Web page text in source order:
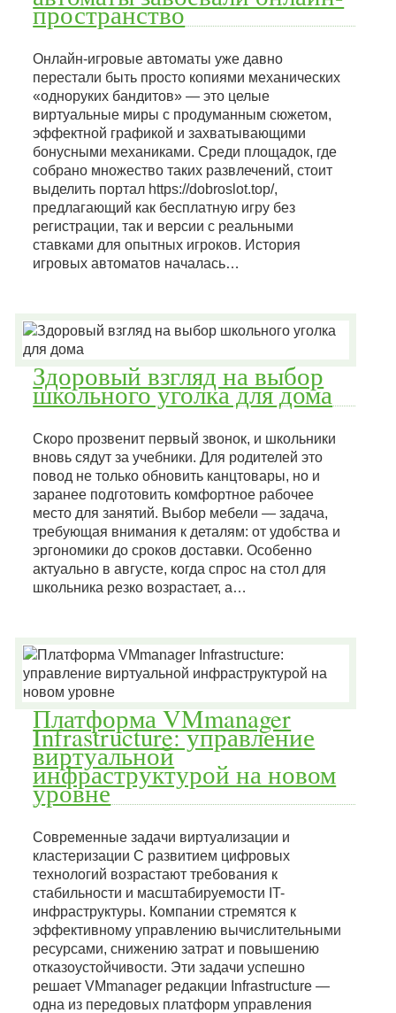
пространство
Онлайн-игровые автоматы уже давно
перестали быть просто копиями механических
«одноруких бандитов» — это целые
виртуальные миры с продуманным сюжетом,
эффектной графикой и захватывающими
бонусными механиками. Среди площадок, где
собрано множество таких развлечений, стоит
выделить портал https://dobroslot.top/,
предлагающий как бесплатную игру без
регистрации, так и версии с реальными
ставками для опытных игроков. История
игровых автоматов началась…
Здоровый взгляд на выбор
школьного уголка для дома
Скоро прозвенит первый звонок, и школьники
вновь сядут за учебники. Для родителей это
повод не только обновить канцтовары, но и
заранее подготовить комфортное рабочее
место для занятий. Выбор мебели — задача,
требующая внимания к деталям: от удобства и
эргономики до сроков доставки. Особенно
актуально в августе, когда спрос на стол для
школьника резко возрастает, а…
Платформа VMmanager
Infrastructure: управление
виртуальной
инфраструктурой на новом
уровне
Современные задачи виртуализации и
кластеризации С развитием цифровых
технологий возрастают требования к
стабильности и масштабируемости IT-
инфраструктуры. Компании стремятся к
эффективному управлению вычислительными
ресурсами, снижению затрат и повышению
отказоустойчивости. Эти задачи успешно
решает VMmanager редакции Infrastructure —
одна из передовых платформ управления